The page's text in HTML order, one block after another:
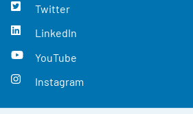
Twitter
LinkedIn
YouTube
Instagram